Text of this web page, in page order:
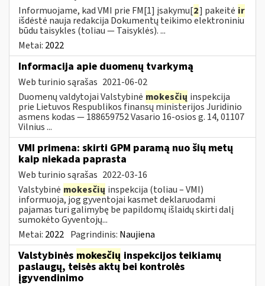
Informuojame, kad VMI prie FM[1] įsakymu[2] pakeitė ir
išdėstė nauja redakcija Dokumentų teikimo elektroniniu
būdu taisykles (toliau — Taisyklės). ...
Metai: 2022
Informacija apie duomenų tvarkymą
Web turinio sąrašas 2021-06-02
Duomenų valdytojai Valstybinė mokesčių inspekcija
prie Lietuvos Respublikos finansų ministerijos Juridinio
asmens kodas — 188659752 Vasario 16-osios g. 14, 01107
Vilnius ...
VMI primena: skirti GPM paramą nuo šių metų
kaip niekada paprasta
Web turinio sąrašas 2022-03-16
Valstybinė mokesčių inspekcija (toliau – VMI)
informuoja, jog gyventojai kasmet deklaruodami
pajamas turi galimybę be papildomų išlaidų skirti dalį
sumokėto Gyventojų...
Metai: 2022 Pagrindinis: Naujiena
Valstybinės mokesčių inspekcijos teikiamų
paslaugų, teisės aktų bei kontrolės
įgyvendinimo